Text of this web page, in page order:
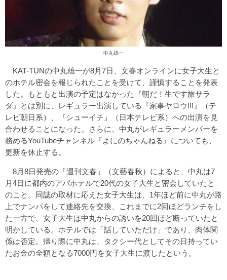
中丸雄一
KAT-TUNの中丸雄一が8月7日、文春オンラインに女子大生と
のホテル密会を報じられたことを受けて、謹慎することを発表
した。もともと出演の予定はなかった『朝だ！生です旅サラ
ダ』とは別に、レギュラー出演している『家事ヤロウ!!!』（テ
レビ朝日系）、『シューイチ』（日本テレビ系）への出演を見
合わせることになった。さらに、中丸がレギュラーメンバーを
務めるYouTubeチャンネル『よにのちゃんねる』についても、
更新を休止する。
8月8日発売の「週刊文春」（文藝春秋）によると、中丸は7
月4日に都内のアパホテルで20代の女子大生と密会していたと
のこと。同誌の取材に応えた女子大生は、1年ほど前に中丸が路
上でナンパをして連絡先を交換、これまでに2回ほどランチをし
た一方で、女子大生は中丸からの誘いを20回ほど断っていたと
明かしている。ホテルでは「話していただけ」であり、肉体関
係は否定。帰り際に中丸は、タクシー代としてその日持ってい
たお金の全額となる7000円を女子大生に渡したという。